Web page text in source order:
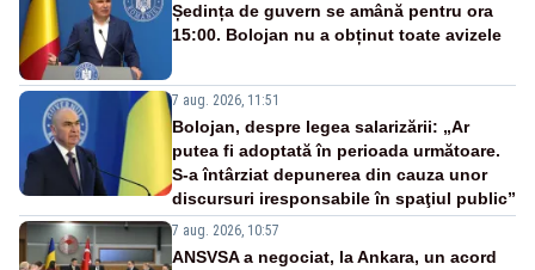
Ședința de guvern se amână pentru ora
15:00. Bolojan nu a obținut toate avizele
7 aug. 2026, 11:51
Bolojan, despre legea salarizării: „Ar
putea fi adoptată în perioada următoare.
S-a întârziat depunerea din cauza unor
discursuri iresponsabile în spaţiul public”
7 aug. 2026, 10:57
ANSVSA a negociat, la Ankara, un acord